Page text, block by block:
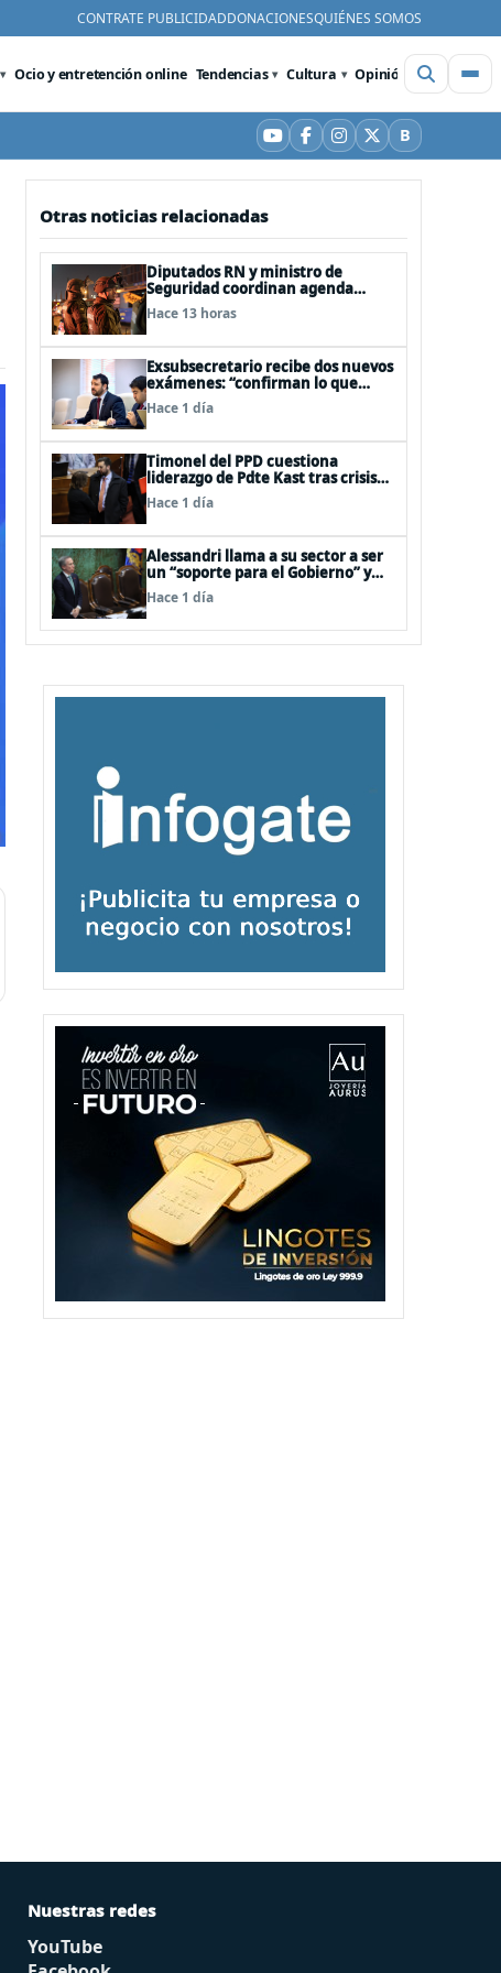
CONTRATE PUBLICIDADDONACIONESQUIÉNES SOMOS
Ocio y entretención online Tendencias Cultura Opinión Videos
YouTube
Facebook
Instagram
X BBluesky
Otras noticias relacionadas
Diputados RN y ministro de
Seguridad coordinan agenda
legislativa y fast track de
proyectos
Hace 13 horas
Exsubsecretario recibe dos nuevos
exámenes: “confirman lo que
siempre he dicho que no consumo
droga”
Hace 1 día
Timonel del PPD cuestiona
liderazgo de Pdte Kast tras crisis
interna en el oficialismo: “Es
incapaz de ordenar la casa”
Hace 1 día
Alessandri llama a su sector a ser
un “soporte para el Gobierno” y
evitar peleas internas tras disputa
Squella-Pavez
Hace 1 día
Nuestras redes
YouTube